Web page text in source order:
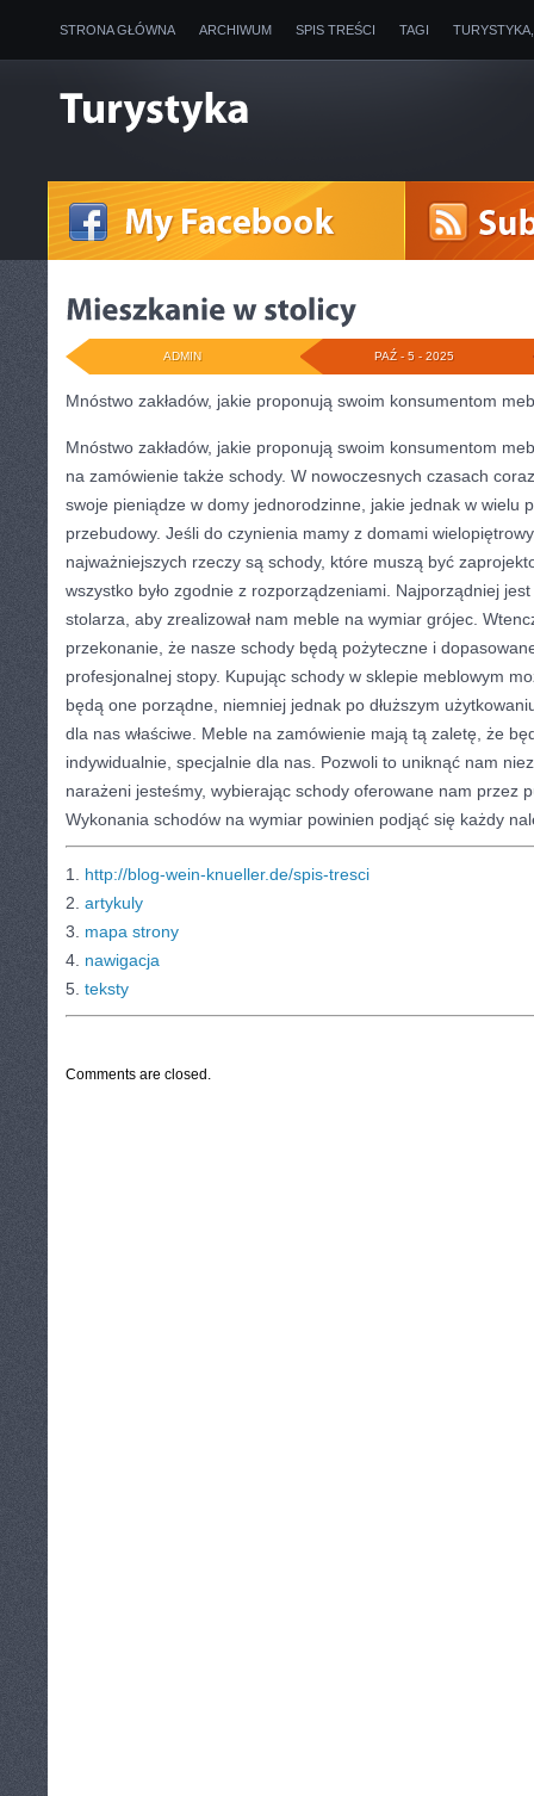
STRONA GŁÓWNA ARCHIWUM SPIS TREŚCI TAGI
PAŹ - 5 - 2025
ADMIN
Mnóstwo zakładów, jakie proponują swoim konsumentom
Mnóstwo zakładów, jakie proponują swoim konsumentom
na zamówienie także schody. W nowoczesnych czasach
swoje pieniądze w domy jednorodzinne, jakie jednak w wielu
przebudowy. Jeśli do czynienia mamy z domami
najważniejszych rzeczy są schody, które muszą być
wszystko było zgodnie z rozporządzeniami. Najporządniej
stolarza, aby zrealizował nam meble na wymiar grójec.
przekonanie, że nasze schody będą pożyteczne i
profesjonalnej stopy. Kupując schody w sklepie meblowym
będą one porządne, niemniej jednak po dłuższym
dla nas właściwe. Meble na zamówienie mają tą zaletę, że
indywidualnie, specjalnie dla nas. Pozwoli to uniknąć nam
narażeni jesteśmy, wybierając schody oferowane nam przez
Wykonania schodów na wymiar powinien podjąć się każdy
1. http://blog-wein-knueller.de/spis-tresci
2. artykuly
3. mapa strony
4. nawigacja
5. teksty
Comments are closed.